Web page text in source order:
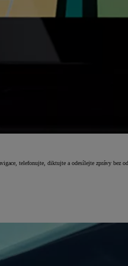
telefonujte, diktujte a odesílejte zprávy bez